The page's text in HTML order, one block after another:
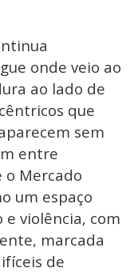
onde veio ao
ao lado de
que
sem
entre
o Mercado
um espaço
violência, com
marcada
de